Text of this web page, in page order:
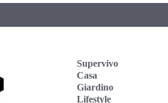
Supervivo
Casa
Giardino
Lifestyle